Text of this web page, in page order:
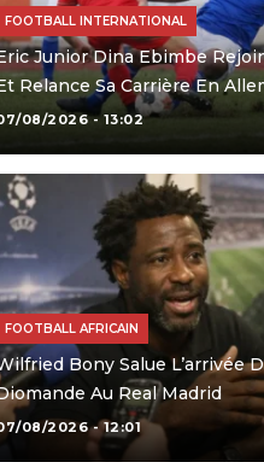
FOOTBALL INTERNATIONAL
Junior Dina Ebimbe
Relance Sa Carrière En
08/2026 - 13:02
FOOTBALL AFRICAIN
Bony Salue L’arrivée
Au Real Madrid
08/2026 - 12:01